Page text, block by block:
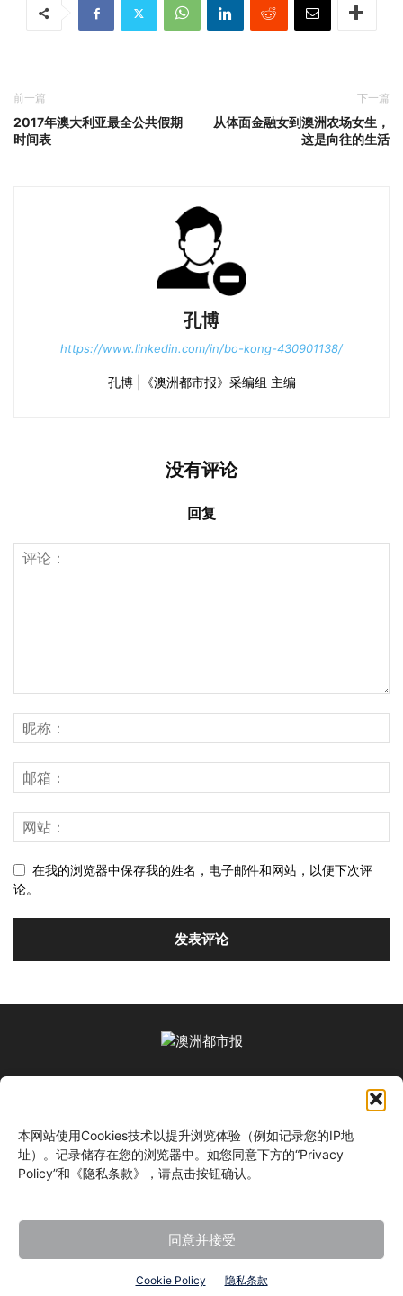
本网站使用Cookies技术以提升浏览体验（例如记录您的IP地
址）。记录储存在您的浏览器中。如您同意下方的“Privacy
Policy”和《隐私条款》，请点击按钮确认。
同意并接受
Cookie Policy 隐私条款
前一篇
2017年澳大利亚最全公共假期
时间表
下一篇
从体面金融女到澳洲农场女生，
这是向往的生活
孔博
https://www.linkedin.com/in/bo-kong-430901138/
孔博 |《澳洲都市报》采编组 主编
没有评论
回复
在我的浏览器中保存我的姓名，电子邮件和网站，以便下次评
论。
关注我们
©